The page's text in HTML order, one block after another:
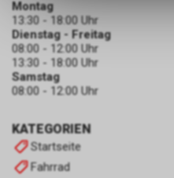
KATEGORIEN
Startseite
Fahrrad
Montag
13:30 - 18:00 Uhr
Dienstag - Freitag
08:00 - 12:00 Uhr
13:30 - 18:00 Uhr
Samstag
08:00 - 12:00 Uhr